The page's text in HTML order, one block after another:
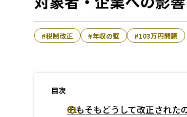
〒100-6033
東京都千代田区霞が関3丁目2番5号
03-3593-3236
【受付時間】9：00〜18：00（土日祝除く）
税制改正 年収の壁 103万円問題
目次
そもそもどうして改正された